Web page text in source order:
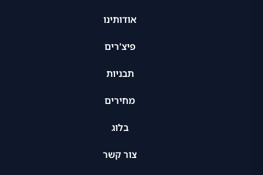
אודותינו
פיצ'רים
תבניות
מחירים
בלוג
צור קשר